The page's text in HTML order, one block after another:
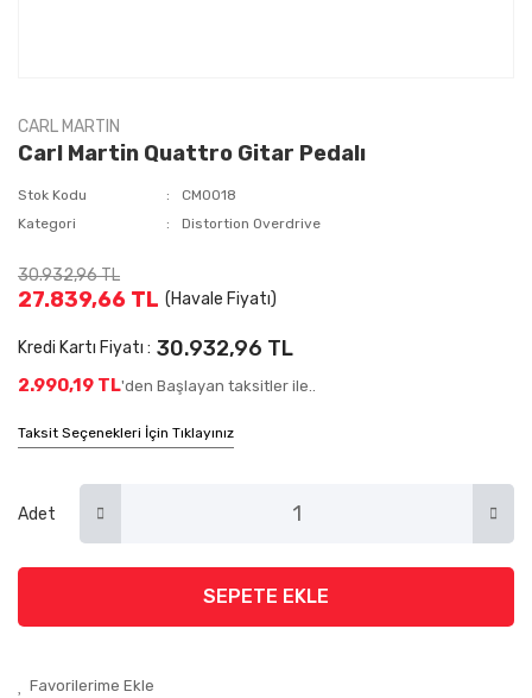
CARL MARTIN
Carl Martin Quattro Gitar Pedalı
Stok Kodu
CM0018
Kategori
Distortion Overdrive
30.932,96 TL
27.839,66 TL (Havale Fiyatı)
Kredi Kartı Fiyatı : 30.932,96 TL
2.990,19 TL'den Başlayan taksitler ile..
Taksit Seçenekleri İçin Tıklayınız
Adet
SEPETE EKLE